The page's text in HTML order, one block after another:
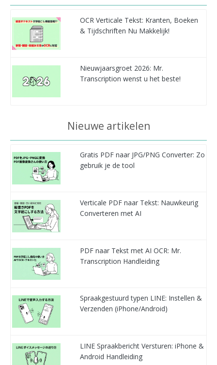
OCR Verticale Tekst: Kranten, Boeken
& Tijdschriften Nu Makkelijk!
Nieuwjaarsgroet 2026: Mr.
Transcription wenst u het beste!
Nieuwe artikelen
Gratis PDF naar JPG/PNG Converter: Zo
gebruik je de tool
Verticale PDF naar Tekst: Nauwkeurig
Converteren met AI
PDF naar Tekst met AI OCR: Mr.
Transcription Handleiding
Spraakgestuurd typen LINE: Instellen &
Verzenden (iPhone/Android)
LINE Spraakbericht Versturen: iPhone &
Android Handleiding